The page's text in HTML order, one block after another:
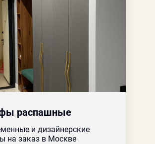
распашные
и дизайнерские
на заказ в Москве